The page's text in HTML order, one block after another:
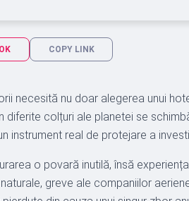
COPY LINK
necesită nu doar alegerea unui
diferite colțuri ale planetei se
instrument real de protejare a
o povară inutilă, însă
greve ale companiilor